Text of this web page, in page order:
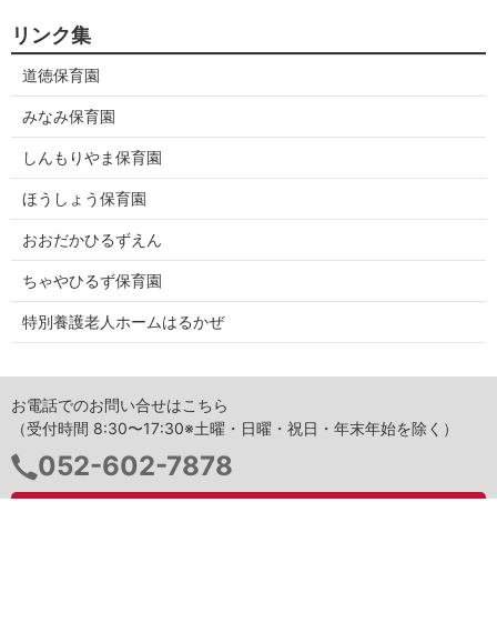
リンク集
道徳保育園
みなみ保育園
しんもりやま保育園
ほうしょう保育園
おおだかひるずえん
ちゃやひるず保育園
特別養護老人ホームはるかぜ
お電話でのお問い合せはこちら
（受付時間 8:30〜17:30※土曜・日曜・祝日・年末年始を除く）
電
話
052-602-7878